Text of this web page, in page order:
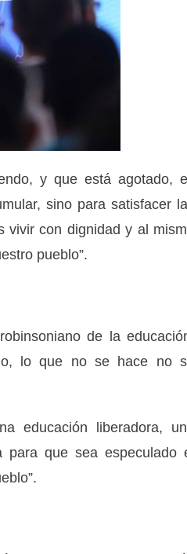
y que está agotado,
sino para satisfacer
vivir con dignidad y al
pueblo”.
de la
lo que no se hace no
educación liberadora,
para que sea especulado